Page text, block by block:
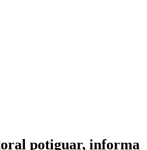
potiguar, informa